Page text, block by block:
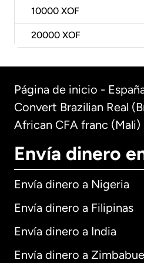
10000 XOF
20000 XOF
Página de inicio -
Convert Brazilian Real
African CFA franc (Mali)
Envía dinero
Envía dinero a Nigeria
Envía dinero a Filipinas
Envía dinero a India
Envía dinero a Zimbabue